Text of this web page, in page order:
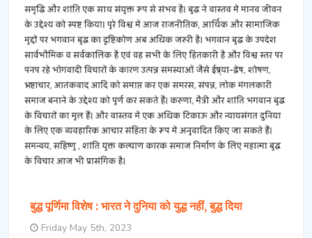
बुद्ध पूर्णिमा विशेष : भारत ने दुनिया को युद्ध नहीं, बुद्ध दिया
Friday May 5th, 2023